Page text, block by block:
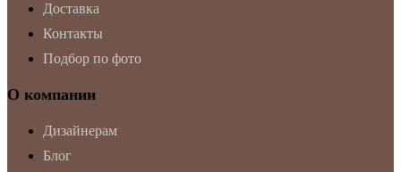
Доставка
Контакты
Подбор по фото
О компании
Дизайнерам
Блог